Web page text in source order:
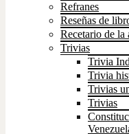
Refranes
Reseñas de
Recetario de la
Trivias
Trivia
Trivia
Trivias
Trivias